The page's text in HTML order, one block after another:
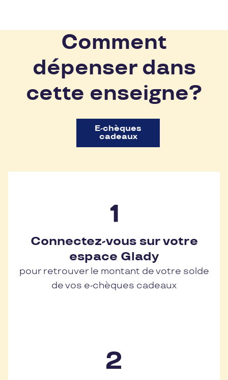
Comment
dépenser dans
cette enseigne?
E-chèques
cadeaux
Connectez-vous sur votre
espace Glady
pour retrouver le montant de votre solde
de vos e-chèques cadeaux